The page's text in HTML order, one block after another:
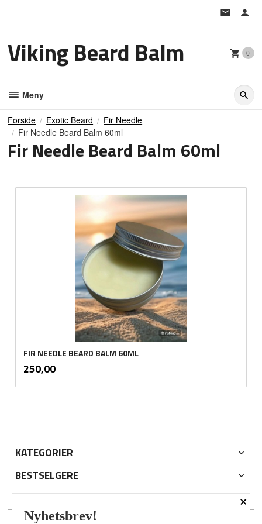
Viking Beard Balm 0
Meny
Forside Exotic Beard
Fir Needle
Fir Needle Beard Balm 60ml
Fir Needle Beard Balm 60ml
FIR NEEDLE BEARD BALM 60ML
Pris
250,00mva.
KATEGORIER
BESTSELGERE
DIN KONTO
×
Nyhetsbrev!